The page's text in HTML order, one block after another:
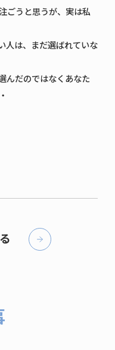
ごうと思うが、実は私
人は、まだ選ばれていな
んだのではなくあなた